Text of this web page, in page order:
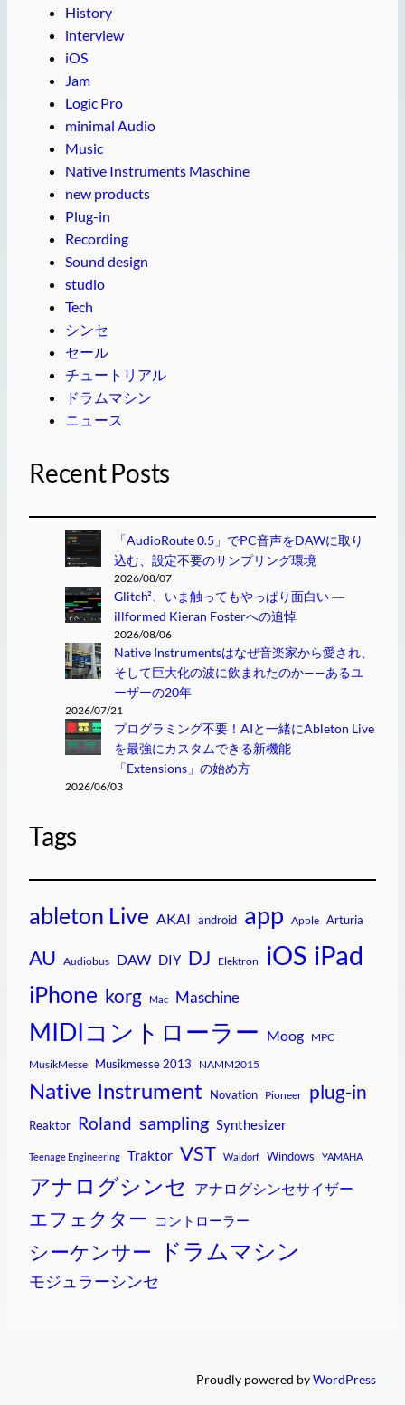
History
interview
iOS
Jam
Logic Pro
minimal Audio
Music
Native Instruments Maschine
new products
Plug-in
Recording
Sound design
studio
Tech
シンセ
セール
チュートリアル
ドラムマシン
ニュース
Recent Posts
「AudioRoute 0.5」でPC音声をDAWに取り
込む、設定不要のサンプリング環境
2026/08/07
Glitch²、いま触ってもやっぱり面白い ―
illformed Kieran Fosterへの追悼
2026/08/06
Native Instrumentsはなぜ音楽家から愛され、
そして巨大化の波に飲まれたのか——あるユ
ーザーの20年
2026/07/21
プログラミング不要！AIと一緒にAbleton Live
を最強にカスタムできる新機能
「Extensions」の始め方
2026/06/03
Tags
ableton Live AKAI android app Apple Arturia
AU Audiobus DAW DIY DJ Elektron iOS iPad
iPhone korg Mac Maschine
MIDIコントローラー Moog MPC
MusikMesse Musikmesse 2013 NAMM2015
Native Instrument Novation Pioneer plug-in
Reaktor Roland sampling Synthesizer
Teenage Engineering Traktor VST Waldorf Windows YAMAHA
アナログシンセ アナログシンセサイザー
エフェクター コントローラー
シーケンサー ドラムマシン
モジュラーシンセ
Proudly powered byWordPress